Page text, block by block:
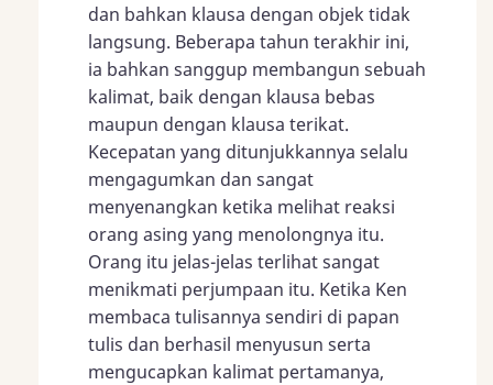
dan bahkan klausa dengan objek tidak
langsung. Beberapa tahun terakhir ini,
ia bahkan sanggup membangun sebuah
kalimat, baik dengan klausa bebas
maupun dengan klausa terikat.
Kecepatan yang ditunjukkannya selalu
mengagumkan dan sangat
menyenangkan ketika melihat reaksi
orang asing yang menolongnya itu.
Orang itu jelas-jelas terlihat sangat
menikmati perjumpaan itu. Ketika Ken
membaca tulisannya sendiri di papan
tulis dan berhasil menyusun serta
mengucapkan kalimat pertamanya,